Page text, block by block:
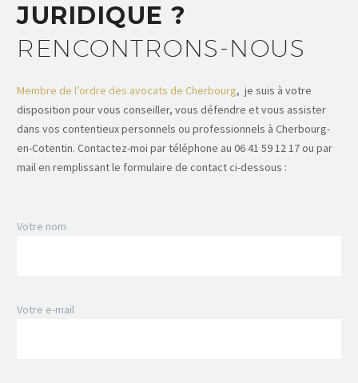
JURIDIQUE ?
RENCONTRONS-NOUS
Membre de l’ordre des avocats de Cherbourg, je suis à votre
disposition pour vous conseiller, vous défendre et vous assister
dans vos contentieux personnels ou professionnels à Cherbourg-
en-Cotentin. Contactez-moi par téléphone au 06 41 59 12 17 ou par
mail en remplissant le formulaire de contact ci-dessous :
Votre nom
Votre e-mail